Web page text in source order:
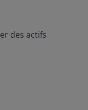
des actifs